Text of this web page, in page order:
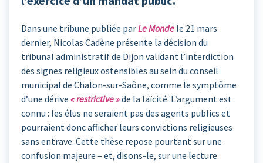
Dans une tribune publiée parLe Monde le 21 mars
dernier, Nicolas Cadène présente la décision du
tribunal administratif de Dijon validant l’interdiction
des signes religieux ostensibles au sein du conseil
municipal de Chalon-sur-Saône, comme le symptôme
d’une dérive « restrictive »de la laïcité. L’argument est
connu : les élus ne seraient pas des agents publics et
pourraient donc afficher leurs convictions religieuses
sans entrave. Cette thèse repose pourtant sur une
confusion majeure – et, disons-le, sur une lecture